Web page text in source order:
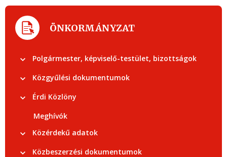
ÖNKORMÁNYZAT
Polgármester, képviselő-testület, bizottságok
Közgyűlési dokumentumok
Érdi Közlöny
Meghívók
Közérdekű adatok
Közbeszerzési dokumentumok